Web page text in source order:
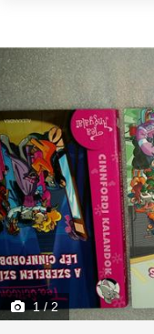
1/ 2